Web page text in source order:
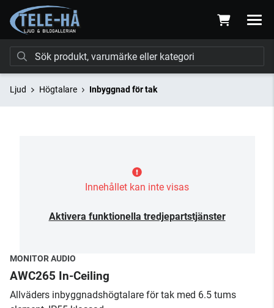
Ljud Högtalare Inbyggnad för tak
Innehållet kan inte visas
Aktivera funktionella tredjepartstjänster
MONITOR AUDIO
AWC265 In-Ceiling
Allväders inbyggnadshögtalare för tak med 6.5 tums